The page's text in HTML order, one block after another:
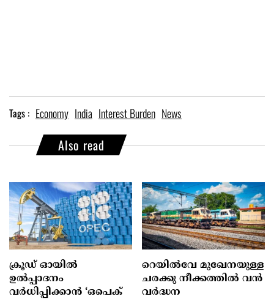
Tags : Economy India Interest Burden News
Also read
ക്രൂഡ് ഓയിൽ
ഉൽപ്പാദനം
വർധിപ്പിക്കാൻ ‘ഒപെക്
റെയിൽ‌വേ മുഖേനയുള്ള
ചരക്കു നീക്കത്തിൽ വൻ
വർദ്ധന